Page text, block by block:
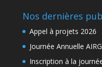
Nos dernières
Appel à projets 2026
Journée Annuelle
Inscription à la